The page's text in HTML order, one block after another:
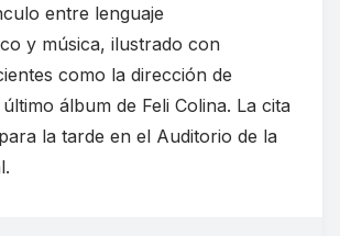
entre lenguaje
y música, ilustrado con
como la dirección de
álbum de Feli Colina. La cita
la tarde en el Auditorio de la